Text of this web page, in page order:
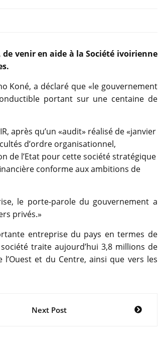
venir en aide à la Société ivoirienne
Koné, a déclaré que «le gouvernement
portant sur une centaine de
après qu’un «audit» réalisé de «janvier
d’ordre organisationnel,
de l’Etat pour cette société stratégique
conforme aux ambitions de
le porte-parole du gouvernement a
privés.»
entreprise du pays en termes de
traite aujourd’hui 3,8 millions de
et du Centre, ainsi que vers les
Next Post